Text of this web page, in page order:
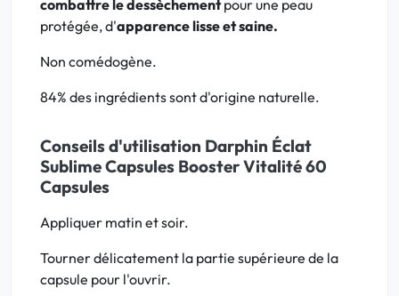
combattre le dessèchementpour une peau
protégée, d'apparence lisse et saine.
Non comédogène.
84% des ingrédients sont d'origine naturelle.
Conseils d'utilisation Darphin Éclat
Sublime Capsules Booster Vitalité 60
Capsules
Appliquer matin et soir.
Tourner délicatement la partie supérieure de la
capsule pour l'ouvrir.